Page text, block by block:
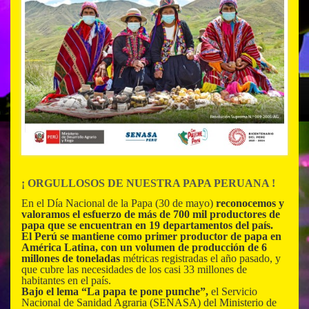
¡ ORGULLOSOS DE NUESTRA PAPA PERUANA !
En el Día Nacional de la Papa (30 de mayo) reconocemos y
valoramos el esfuerzo de más de 700 mil productores de
papa que se encuentran en 19 departamentos del país.
El Perú se mantiene como primer productor de papa en
América Latina, con un volumen de producción de 6
millones de toneladas métricas registradas el año pasado, y
que cubre las necesidades de los casi 33 millones de
habitantes en el país.
Bajo el lema “La papa te pone punche”, el Servicio
Nacional de Sanidad Agraria (SENASA) del Ministerio de